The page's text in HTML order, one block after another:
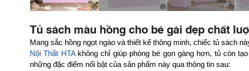
Tủ sách màu hồng cho bé gái đẹp chất
Mang sắc hồng ngọt ngào và thiết kế thông minh, chiếc tủ sách
Nội Thất HTAkhông chỉ giúp phòng bé gọn gàng hơn, tủ còn
những đặc điểm nổi bật của sản phẩm này qua thông tin sau: